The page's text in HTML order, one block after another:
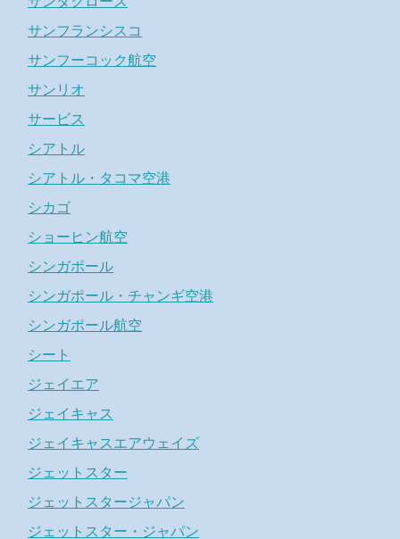
サンフランシスコ
サンフーコック航空
サンリオ
サービス
シアトル
シアトル・タコマ空港
シカゴ
ショーヒン航空
シンガポール
シンガポール・チャンギ空港
シンガポール航空
シート
ジェイエア
ジェイキャス
ジェイキャスエアウェイズ
ジェットスター
ジェットスタージャパン
ジェットスター・ジャパン